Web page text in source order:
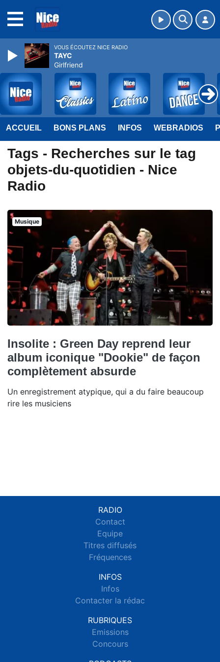
ACCUEIL BONS PLANS INFOS WEBRADIOS
Tags - Recherches sur le tag
objets-du-quotidien - Nice
Radio
Musique
Insolite : Green Day reprend leur
album iconique "Dookie" de façon
complètement absurde
Un enregistrement atypique, qui a du faire beaucoup
rire les musiciens
RADIO
Contact
Equipe
Titres diffusés
Fréquences
INFOS
Infos
Contacter la rédac
RUBRIQUES
Emissions
Concours
VOUS ÉCOUTEZ NICE RADIO
TAYC
Girlfriend